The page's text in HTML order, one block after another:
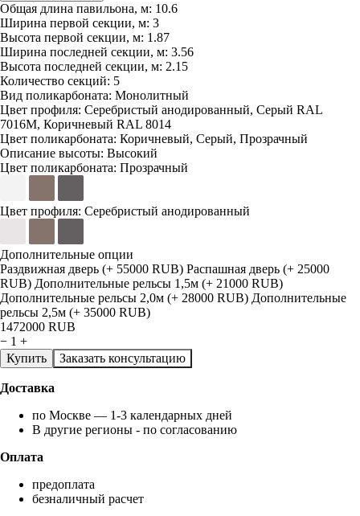
Общая длина павильона, м: 10.6
Ширина первой секции, м: 3
Высота первой секции, м: 1.87
Ширина последней секции, м: 3.56
Высота последней секции, м: 2.15
Количество секций: 5
Вид поликарбоната: Монолитный
Цвет профиля: Серебристый анодированный, Серый RAL
7016M, Коричневый RAL 8014
Цвет поликарбоната: Коричневый, Серый, Прозрачный
Описание высоты: Высокий
Цвет поликарбоната: Прозрачный
Цвет профиля: Серебристый анодированный
Дополнительные опции
Раздвижная дверь (+ 55000 RUB) Распашная дверь (+ 25000
RUB) Дополнительные рельсы 1,5м (+ 21000 RUB)
Дополнительные рельсы 2,0м (+ 28000 RUB) Дополнительные
рельсы 2,5м (+ 35000 RUB)
1472000 RUB
− 1 +
Купить
Заказать консультацию
Доставка
по Москве — 1-3 календарных дней
В другие регионы - по согласованию
Оплата
предоплата
безналичный расчет